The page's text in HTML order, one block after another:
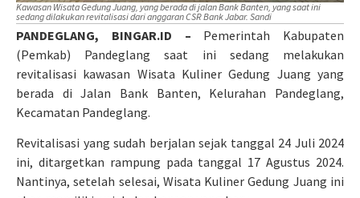
Kawasan Wisata Gedung Juang, yang berada di jalan Bank Banten, yang saat ini
sedang dilakukan revitalisasi dari anggaran CSR Bank Jabar. Sandi
PANDEGLANG, BINGAR.ID – Pemerintah Kabupaten
(Pemkab) Pandeglang saat ini sedang melakukan
revitalisasi kawasan Wisata Kuliner Gedung Juang yang
berada di Jalan Bank Banten, Kelurahan Pandeglang,
Kecamatan Pandeglang.
Revitalisasi yang sudah berjalan sejak tanggal 24 Juli 2024
ini, ditargetkan rampung pada tanggal 17 Agustus 2024.
Nantinya, setelah selesai, Wisata Kuliner Gedung Juang ini